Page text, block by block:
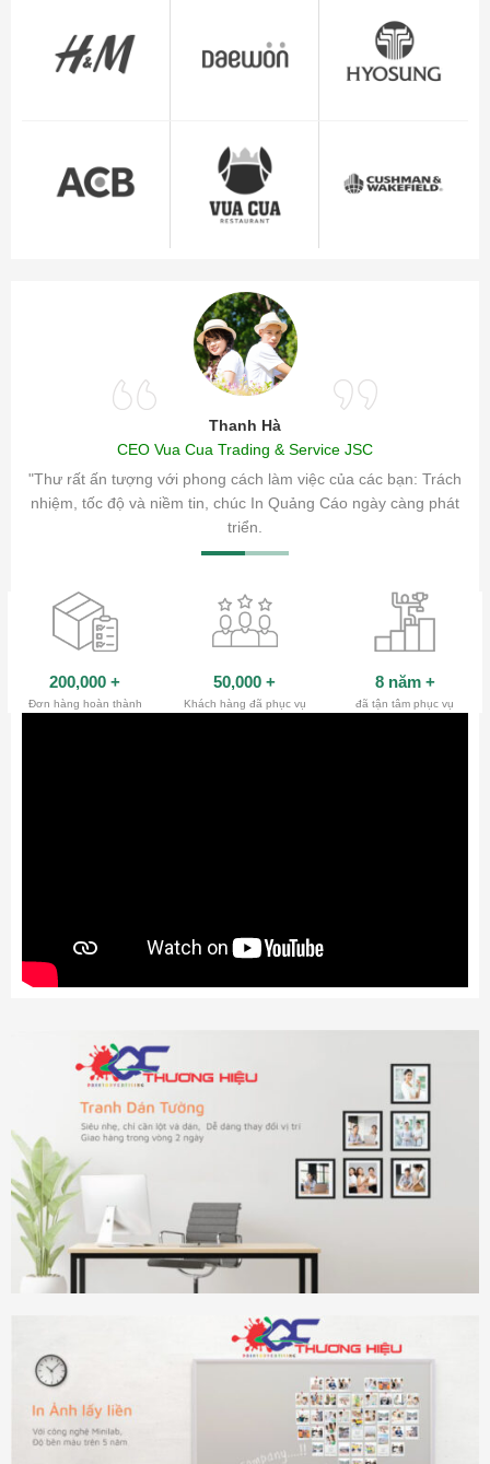
Thanh Hà
CEO Vua Cua Trading & Service JSC
"Thư rất ấn tượng với phong cách làm việc của các bạn: Trách
nhiệm, tốc độ và niềm tin, chúc In Quảng Cáo ngày càng phát
triển.
sóc
200,000 +
Đơn hàng hoàn thành
50,000 +
Khách hàng đã phục vụ
8 năm +
đã tận tâm phục vụ